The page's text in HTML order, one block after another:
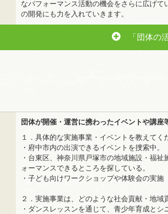
なパフォーマンス活動の機会をさらに広げ
の開発にも力を入れていきます。
「団体の活
団体が開催・運営に携わったイベントや講座
１．具体的な実施事業・イベントを教えてく
・府中市内の出演できるイベントを捜索中。
・台東区、神奈川県戸塚市の地域施設・福
ォーマンスできるところを探している。
・子ども向けワークショップや体験会の実施
２．実施事業は、どのような社会貢献・地域
・ダンスレッスンを通じて、青少年育成とシ